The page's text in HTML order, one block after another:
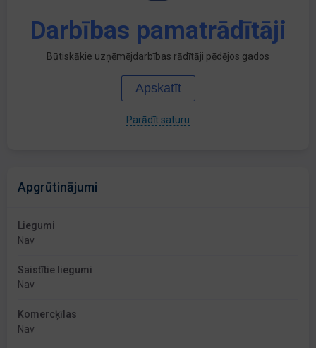
Darbības pamatrādītāji
Būtiskākie uzņēmējdarbības rādītāji pēdējos gados
Apskatīt
Parādīt saturu
Apgrūtinājumi
Liegumi
Nav
Saistītie liegumi
Nav
Komercķīlas
Nav